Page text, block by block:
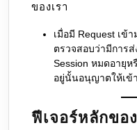
ของเรา
เมื่อมี Request เข้
ตรวจสอบว่ามีการส่
Session หมดอายุ
อยู่นั้นอนุญาตให้เข้
ฟีเจอร์หลักขอ